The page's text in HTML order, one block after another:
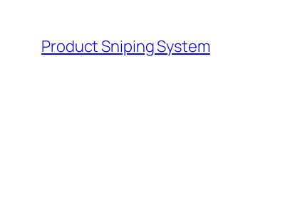
content
Product Sniping System